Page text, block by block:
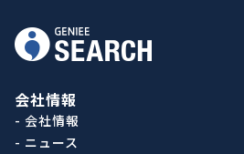
会社情報
- 会社情報
- ニュース